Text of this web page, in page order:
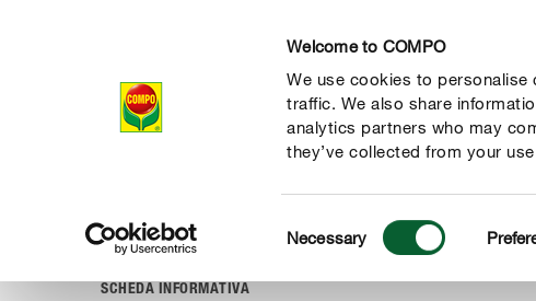
Welcome to COMPO
We use cookies to
traffic. We also share
analytics partners who may
they’ve collected from your
Selection
Necessary
Prodotti Magazine
COMPOMagazine Piante dalla A alla Z Erbe aromatiche, frutta e ortaggi
SCHEDA INFORMATIVA